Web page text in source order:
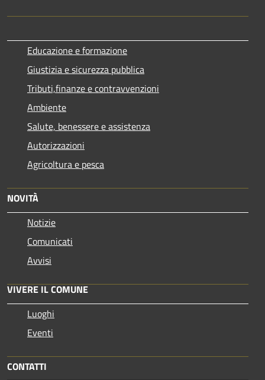
Educazione e formazione
Giustizia e sicurezza pubblica
Tributi,finanze e contravvenzioni
Ambiente
Salute, benessere e assistenza
Autorizzazioni
Agricoltura e pesca
NOVITÀ
Notizie
Comunicati
Avvisi
VIVERE IL COMUNE
Luoghi
Eventi
CONTATTI